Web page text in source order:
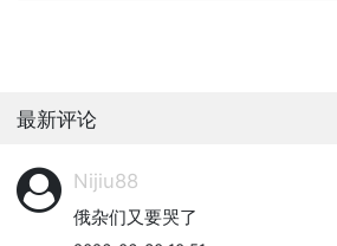
最新评论
Nijiu88
俄杂们又要哭了